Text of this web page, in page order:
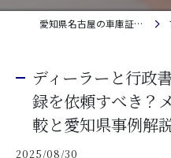
愛知県名古屋の車庫証明・自動車登録なら行政書士法人Alphact｜相談料金無料
ディーラーと行政
録を依頼すべき？
較と愛知県事例解
2025/08/30